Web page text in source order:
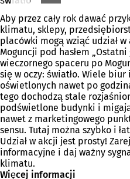
Aby przez cały rok dawać
klimatu, sklepy,
placówki mogą wziąć udział
Moguncji pod hasłem „Ostatni
wieczornego spaceru po
się w oczy: światło. Wiele
oświetlonych nawet po
tego dochodzą stale
podświetlone budynki i
nawet z marketingowego
sensu. Tutaj można szybko i
Udział w akcji jest prosty!
informacyjne i daj ważny
klimatu.
Więcej informacji